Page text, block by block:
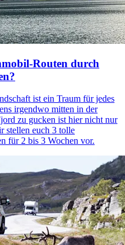
Routen durch
ist ein Traum für jedes
irgendwo mitten in der
zu gucken ist hier nicht nur
stellen euch 3 tolle
für 2 bis 3 Wochen vor.